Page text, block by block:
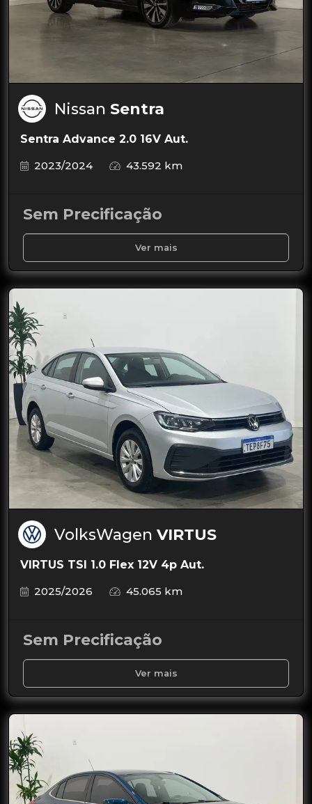
Nissan Sentra
Sentra Advance 2.0 16V Aut.
2023/2024
43.592 km
Sem Precificação
Ver mais
VolksWagen VIRTUS
VIRTUS TSI 1.0 Flex 12V 4p Aut.
2025/2026
45.065 km
Sem Precificação
Ver mais